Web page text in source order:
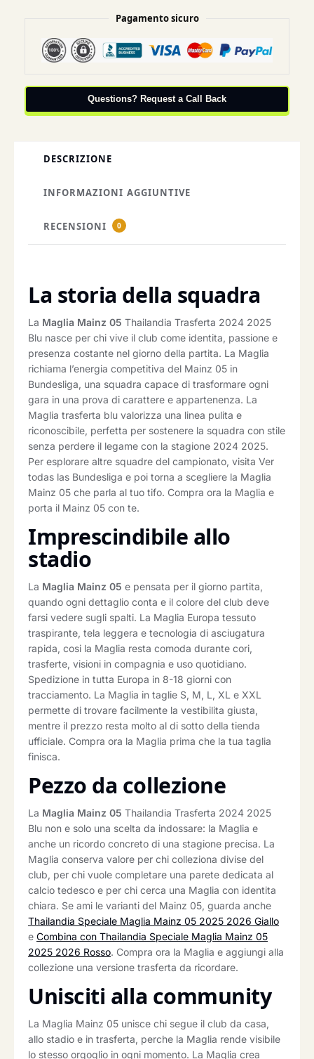
Pagamento sicuro
Questions? Request a Call Back
DESCRIZIONE
INFORMAZIONI AGGIUNTIVE
RECENSIONI 0
La storia della squadra
La Maglia Mainz 05 Thailandia Trasferta 2024 2025
Blu nasce per chi vive il club come identita, passione e
presenza costante nel giorno della partita. La Maglia
richiama l’energia competitiva del Mainz 05 in
Bundesliga, una squadra capace di trasformare ogni
gara in una prova di carattere e appartenenza. La
Maglia trasferta blu valorizza una linea pulita e
riconoscibile, perfetta per sostenere la squadra con stile
senza perdere il legame con la stagione 2024 2025.
Per esplorare altre squadre del campionato, visita Ver
todas las Bundesliga e poi torna a scegliere la Maglia
Mainz 05 che parla al tuo tifo. Compra ora la Maglia e
porta il Mainz 05 con te.
Imprescindibile allo
stadio
La Maglia Mainz 05 e pensata per il giorno partita,
quando ogni dettaglio conta e il colore del club deve
farsi vedere sugli spalti. La Maglia Europa tessuto
traspirante, tela leggera e tecnologia di asciugatura
rapida, cosi la Maglia resta comoda durante cori,
trasferte, visioni in compagnia e uso quotidiano.
Spedizione in tutta Europa in 8-18 giorni con
tracciamento. La Maglia in taglie S, M, L, XL e XXL
permette di trovare facilmente la vestibilita giusta,
mentre il prezzo resta molto al di sotto della tienda
ufficiale. Compra ora la Maglia prima che la tua taglia
finisca.
Pezzo da collezione
La Maglia Mainz 05 Thailandia Trasferta 2024 2025
Blu non e solo una scelta da indossare: la Maglia e
anche un ricordo concreto di una stagione precisa. La
Maglia conserva valore per chi colleziona divise del
club, per chi vuole completare una parete dedicata al
calcio tedesco e per chi cerca una Maglia con identita
chiara. Se ami le varianti del Mainz 05, guarda anche
Thailandia Speciale Maglia Mainz 05 2025 2026 Giallo
e Combina con Thailandia Speciale Maglia Mainz 05
2025 2026 Rosso. Compra ora la Maglia e aggiungi alla
collezione una versione trasferta da ricordare.
Unisciti alla community
La Maglia Mainz 05 unisce chi segue il club da casa,
allo stadio e in trasferta, perche la Maglia rende visibile
lo stesso orgoglio in ogni momento. La Maglia crea